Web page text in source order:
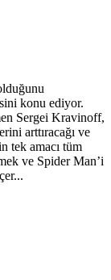
konu ediyor.
Sergei Kravinoff,
arttıracağı ve
tek amacı tüm
ve Spider Man’i